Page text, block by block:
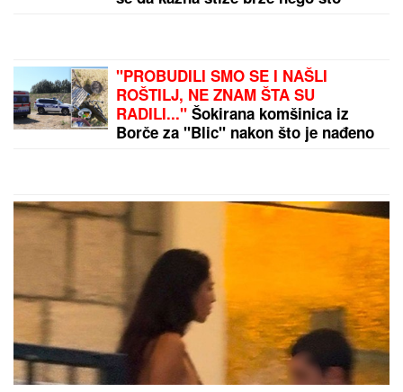
Zanimljiva naredna destinacija: Bivši košarkaš
Partizana napušta Evroligu